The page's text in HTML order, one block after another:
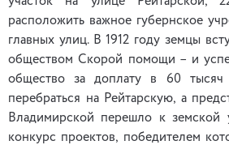
расположить важное губернское
главных улиц. В 1912 году земцы
обществом Скорой помощи – и
общество за доплату в 60 тысяч
перебраться на Рейтарскую, а
Владимирской перешло к земской
конкурс проектов, победителем